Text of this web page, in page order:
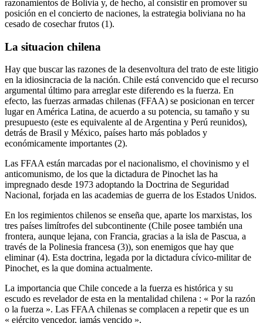
razonamientos de Bolivia y, de hecho, al consistir en promover su
posición en el concierto de naciones, la estrategia boliviana no ha
cesado de cosechar frutos (1).
La situacion chilena
Hay que buscar las razones de la desenvoltura del trato de este litigio
en la idiosincracia de la nación. Chile está convencido que el recurso
argumental último para arreglar este diferendo es la fuerza. En
efecto, las fuerzas armadas chilenas (FFAA) se posicionan en tercer
lugar en América Latina, de acuerdo a su potencia, su tamaño y su
presupuesto (este es equivalente al de Argentina y Perú reunidos),
detrás de Brasil y México, países harto más poblados y
económicamente importantes (2).
Las FFAA están marcadas por el nacionalismo, el chovinismo y el
anticomunismo, de los que la dictadura de Pinochet las ha
impregnado desde 1973 adoptando la Doctrina de Seguridad
Nacional, forjada en las academias de guerra de los Estados Unidos.
En los regimientos chilenos se enseña que, aparte los marxistas, los
tres países limítrofes del subcontinente (Chile posee también una
frontera, aunque lejana, con Francia, gracias a la isla de Pascua, a
través de la Polinesia francesa (3)), son enemigos que hay que
eliminar (4). Esta doctrina, legada por la dictadura cívico-militar de
Pinochet, es la que domina actualmente.
La importancia que Chile concede a la fuerza es histórica y su
escudo es revelador de esta en la mentalidad chilena : « Por la razón
o la fuerza ». Las FFAA chilenas se complacen a repetir que es un
« ejército vencedor, jamás vencido ».